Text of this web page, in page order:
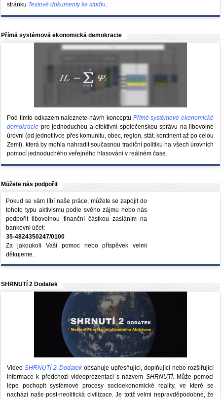
stránku Textové dokumenty ke studiu.
Přímá systémová ekonomická demokracie
Pod tímto odkazem naleznete návrh konceptu Přímé systémové ekonomické
demokracie pro jednoduchou a efektivní společenskou správu na libovolné
úrovni (od jednotlivce přes komunitu, obec, region, stát, kontinent až po celou
Zemi), která by mohla nahradit současnou tradiční politiku na všech úrovních
pomocí jednoduchého veřejného hlasování v reálném čase.
Můžete nás podpořit
Pokud se vám líbí naše práce, můžete se zapojit do
tohoto typu aktivismu podle svého zájmu nebo nás
podpořit libovolnou finanční částkou zasláním na
bankovní účet:
35-4824350247/0100
Za jakoukoli Vaší pomoc nebo příspěvek velmi
děkujeme.
SHRNUTÍ 2 Dodatek
VideoSHRNUTÍ 2 Dodatekobsahuje upřesňující, doplňující nebo rozšiřující
informace k předchozí videoprezentaci s názvem SHRNUTÍ. Může pomoci
lépe pochopit systémové procesy socioekonomické reality, ve které se
nachází naše post-neolitická civilizace. Je totiž velmi nepravděpodobné, že